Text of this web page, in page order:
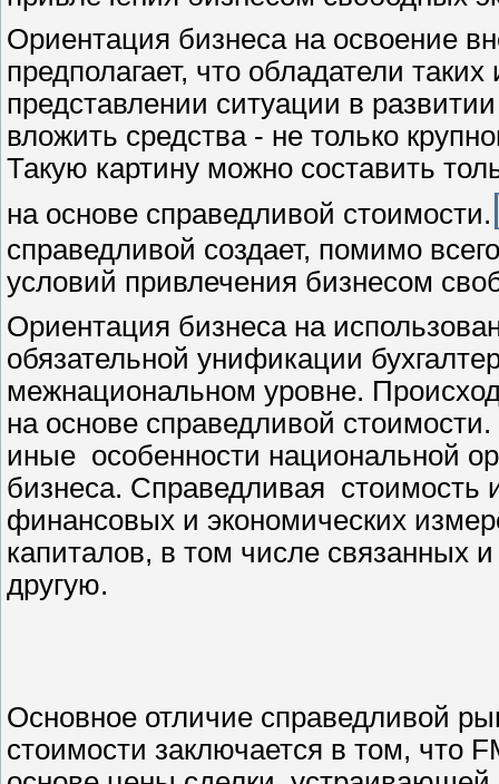
Ориентация бизнеса на освоение
предполагает, что обладатели
представлении ситуации в
вложить средства - не только
Такую картину можно составить
на основе справедливой стоимости.
справедливой создает, помимо
условий привлечения бизнесом
Ориентация бизнеса на
обязательной унификации
межнациональном уровне.
на основе справедливой
иные особенности национальной
бизнеса. Справедливая стоимость
финансовых и экономических
капиталов, в том числе связанных
другую.
Основное отличие справедливой
стоимости заключается в том, что